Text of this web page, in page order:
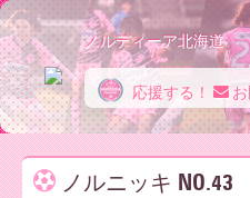
ノ
ノルディーア北海道
応援する！
ノルニッキ NO.43